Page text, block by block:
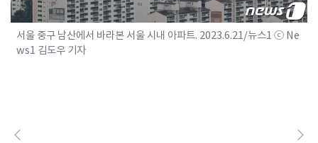
서울 중구 남산에서 바라본 서울 시내 아파트. 2023.6.21/뉴스1 ⓒ Ne
ws1 김도우 기자